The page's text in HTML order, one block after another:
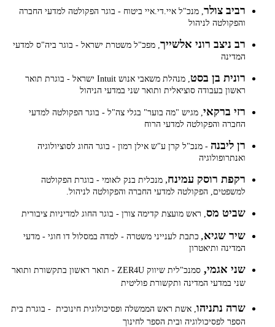
רביב צולר , מנכ"ל איי.די.איי ביטוח - בוגר הפקולטה למדעי החברה
והפקולטה לניהול
רב ניצב רוני אלשייך , מפכ"ל משטרת ישראל - בוגר ביה"ס למדעי
המדינה
רונית בן בסט
, מנהלת משאבי אנוש Intuit ישראל - בוגרת תואר
ראשון בעבודה סוציאלית ותואר שני במדעי הניהול
רזי ברקאי , מגיש "מה בוער" בגלי צה"ל - בוגר הפקולטה למדעי
החברה והפקולטה למדעי הרוח
רן ליבנה - מנכ"ל קרן ע"ש אילן רמון - בוגר החוג לסוציולוגיה
ואנתרופולוגיה
רקפת רוסק עמינח, מנכלית בנק לאומי - בוגרת הפקולטה
למשפטים, הפקולטה למדעי החברה והפקולטה לניהול.
שביט מס , ראש מועצת קדימה צורן - בוגר החוג למדיניות ציבורית
שיר שגיא, כתבת לענייני משטרה - למדה במסלול דו חוגי - מדעי
המדינה ותיאטרון​​​
שני אגמי,
סמנכ"לית שיווק ZER4U - תואר ראשון בתקשורת ותואר
שני במדעי המדינה ותקשורת פוליטית
שרה נתניהו , אשת ראש הממשלה ופסיכולוגית חינוכית - בוגרת בית
הספר לפסיכולוגיה ובית הספר לחינוך